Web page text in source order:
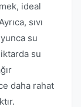
ideal
sıvı
su
su
daha rahat